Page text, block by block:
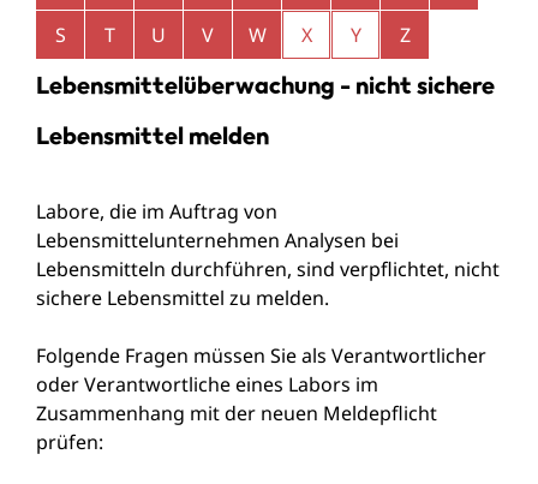
S
T U V W X Y Z
Lebensmittelüberwachung - nicht sichere
Lebensmittel melden
Labore, die im Auftrag von
Lebensmittelunternehmen Analysen bei
Lebensmitteln durchführen, sind verpflichtet, nicht
sichere Lebensmittel zu melden.
Folgende Fragen müssen Sie als Verantwortlicher
oder Verantwortliche eines Labors im
Zusammenhang mit der neuen Meldepflicht
prüfen: